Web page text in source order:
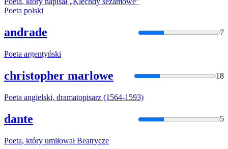
Poeta polski
andrade 7
Poeta argentyński
christopher marlowe 18
Poeta angielski, dramatopisarz (1564-1593)
dante 5
Poeta, który umiłował Beatrycze